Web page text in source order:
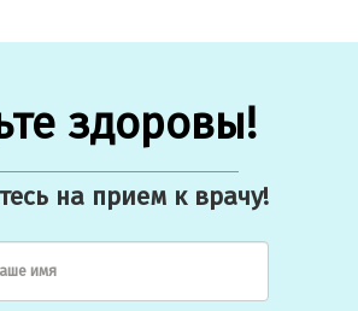
здоровы!
на прием к врачу!
имя